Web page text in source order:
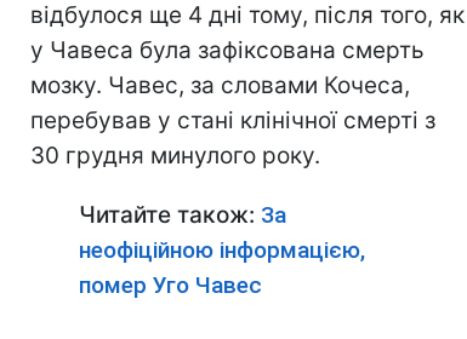
відбулося ще 4 дні тому, після того, як
у Чавеса була зафіксована смерть
мозку. Чавес, за словами Кочеса,
перебував у стані клінічної смерті з
30 грудня минулого року.
Читайте також: За
неофіційною інформацією,
помер Уго Чавес